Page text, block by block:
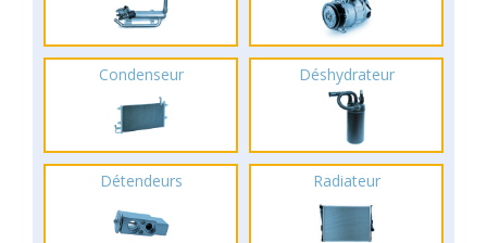
Condenseur Déshydrateur
Détendeurs Radiateur